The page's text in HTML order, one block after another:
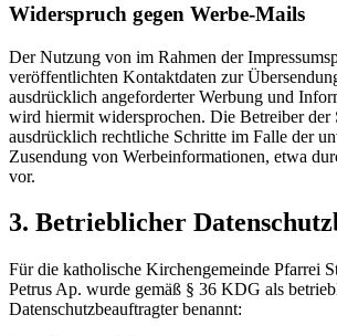
Widerspruch gegen Werbe-Mails
Der Nutzung von im Rahmen der
veröffentlichten Kontaktdaten zur
ausdrücklich angeforderter Werbung und
wird hiermit widersprochen. Die Betreiber der
ausdrücklich rechtliche Schritte im Falle der
Zusendung von Werbeinformationen, etwa
vor.
3. Betrieblicher
Für die katholische Kirchengemeinde Pfarrei
Petrus Ap. wurde gemäß § 36 KDG als
Datenschutzbeauftragter benannt: